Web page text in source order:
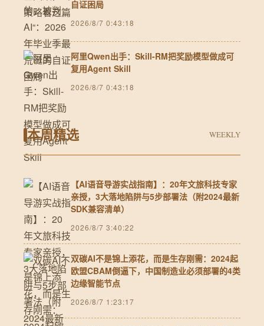
自证困局
2026/8/7 0:43:18
阿里Qwen出手：Skill-RM把奖励模型做成可
复用Agent Skill
2026/8/7 0:43:18
本周精选 WEEKLY
【AI语音导游实战指南】：20年文旅科技专家
亲授，3大落地陷阱与5步部署法（附2024最新
SDK兼容清单）
2026/8/7 3:40:22
双碳AI不是锦上添花，而是生存刚需：2024起
欧盟CBAM倒逼下，中国制造业必须部署的4类
边缘智能节点
2026/8/7 1:23:17